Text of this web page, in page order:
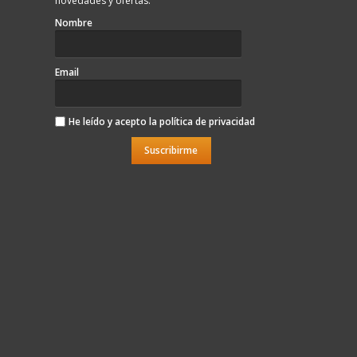
Nombre
Email
He leído y acepto la política de privacidad
Suscribirme